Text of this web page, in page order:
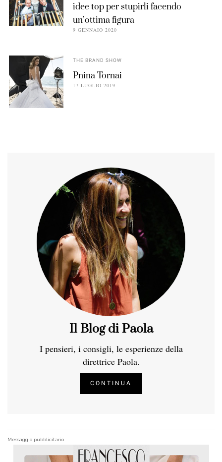
idee top per stupirli facendo
un’ottima figura
9 GENNAIO 2020
THE BRAND SHOW
Pnina Tornai
17 LUGLIO 2019
Il Blog di Paola
I pensieri, i consigli, le esperienze della
direttrice Paola.
CONTINUA
Messaggio pubblicitario